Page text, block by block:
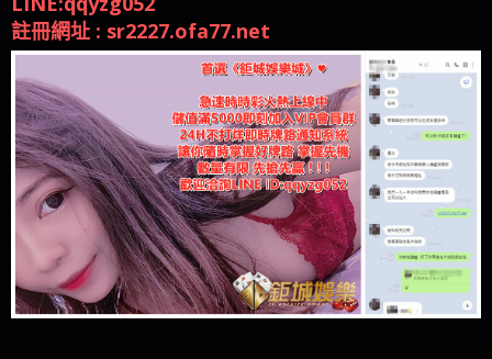
註冊網址 : sr2227.ofa77.net